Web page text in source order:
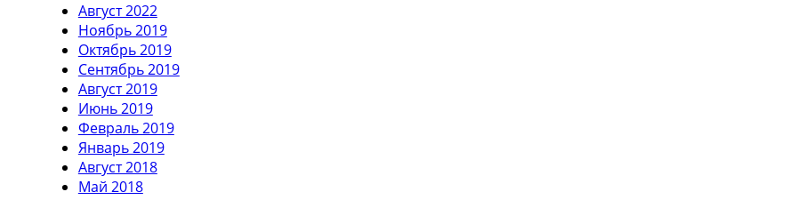
Август 2022
Ноябрь 2019
Октябрь 2019
Сентябрь 2019
Август 2019
Июнь 2019
Февраль 2019
Январь 2019
Август 2018
Май 2018